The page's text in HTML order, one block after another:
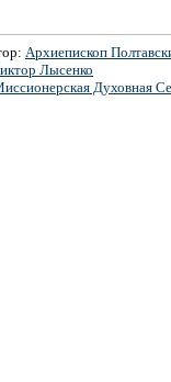
Архиепископ
Лысенко
Духовная